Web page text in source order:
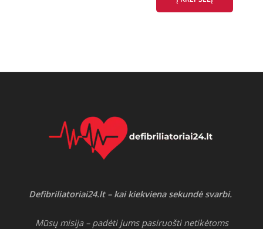
Defibriliatoriai24.lt – kai kiekviena sekundė svarbi.
Mūsų misija – padėti jums pasiruošti netikėtoms